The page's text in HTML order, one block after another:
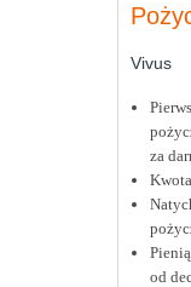
Vivus
za
od